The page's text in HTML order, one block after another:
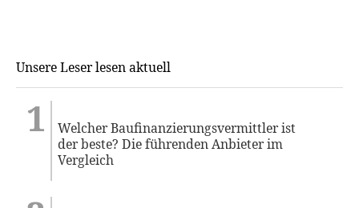
Unsere Leser lesen aktuell
Welcher Baufinanzierungsvermittler ist
der beste? Die führenden Anbieter im
Vergleich